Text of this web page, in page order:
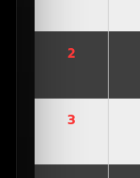
2
3